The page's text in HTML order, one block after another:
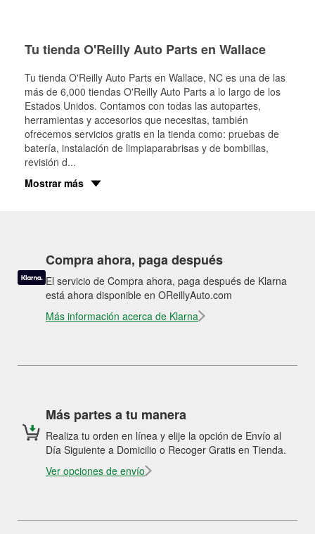
Tu tienda O'Reilly Auto Parts en Wallace
Tu tienda O'Reilly Auto Parts en Wallace, NC es una de las
más de 6,000 tiendas O'Reilly Auto Parts a lo largo de los
Estados Unidos. Contamos con todas las autopartes,
herramientas y accesorios que necesitas, también
ofrecemos servicios gratis en la tienda como: pruebas de
batería, instalación de limpiaparabrisas y de bombillas,
revisión d...
Mostrar más
Compra ahora, paga después
El servicio de Compra ahora, paga después de Klarna
está ahora disponible en OReillyAuto.com
Más información acerca de Klarna
Más partes a tu manera
Realiza tu orden en línea y elije la opción de Envío al
Día Siguiente a Domicilio o Recoger Gratis en Tienda.
Ver opciones de envío